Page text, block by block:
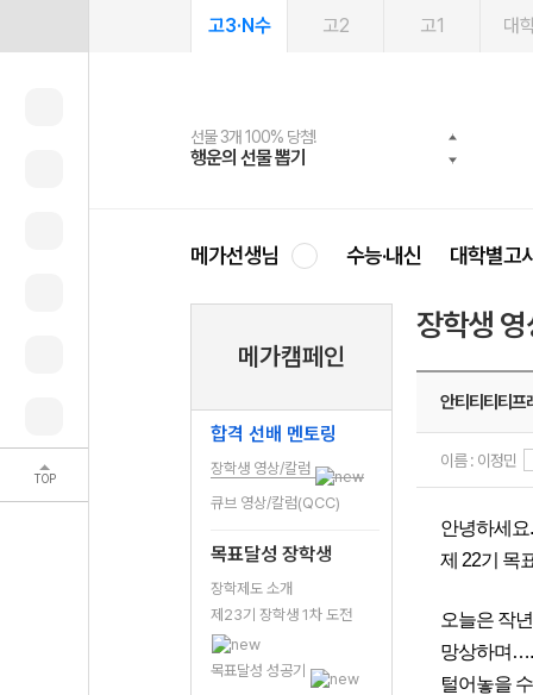
TOP
고3·N수 고2 고1 대
선물 3개 100% 당첨!
행운의 선물 뽑기
선물 100% 증정!
메가스터디 X 올리브
여름방학 스터디 캐시백
메가런 썸머스쿨
2027 러셀 단과
강사 공개선발
스마트러닝앱
설문 EVENT
메가패스
3일 무료 체험권
메가패스 수강생 무료혜택!
메가클럽 멤버십
사회공헌 캠페인
희망이룸 메가나눔
메가선생님 수능·내신 대학별고
메가캠페인
합격 선배 멘토링
장학생 영상/칼럼
큐브 영상/칼럼(QCC)
목표달성 장학생
장학제도 소개
제23기 장학생 1차 도전
목표달성 성공기
장학생
안티티티티프
이름 : 이정민
안녕하세
제 22기 목
오늘은 작
망상하며….
털어놓을